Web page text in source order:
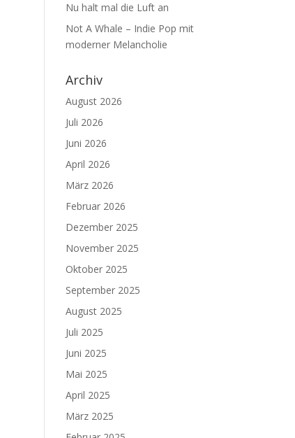
Nu halt mal die Luft an
Not A Whale – Indie Pop mit
moderner Melancholie
Archiv
August 2026
Juli 2026
Juni 2026
April 2026
März 2026
Februar 2026
Dezember 2025
November 2025
Oktober 2025
September 2025
August 2025
Juli 2025
Juni 2025
Mai 2025
April 2025
März 2025